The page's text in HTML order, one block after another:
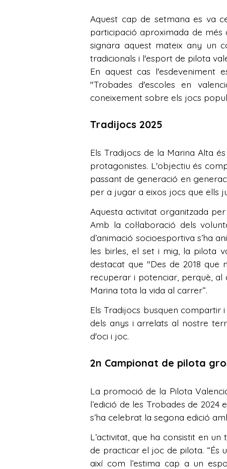
Aquest cap de setmana es va
participació aproximada de més
signara aquest mateix any un
tradicionals i l'esport de pilota
En aquest cas l'esdeveniment
"Trobades d'escoles en
coneixement sobre els jocs
Tradijocs 2025
Els Tradijocs de la Marina Alta
protagonistes. L'objectiu és
passant de generació en
per a jugar a eixos jocs que ells
Aquesta activitat organitzada
Amb la col·laboració dels
d’animació socioesportiva s’ha
les birles, el set i mig, la pilota
destacat que "Des de 2018 que
recuperar i potenciar, perquè,
Marina tota la vida al carrer”.
Els Tradijocs busquen compartir
dels anys i arrelats al nostre
d'oci i joc.
2n Campionat de pilota
La promoció de la Pilota
l’edició de les Trobades de
s’ha celebrat la segona edició
L’activitat, que ha consistit en
de practicar el joc de pilota. “És
així com l’estima cap a un